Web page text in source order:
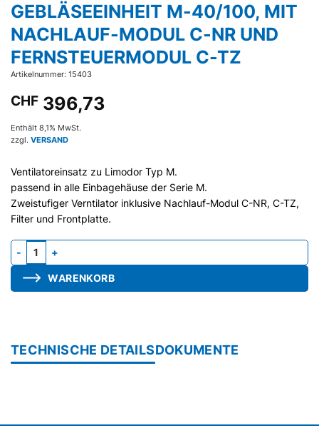
GEBLÄSEEINHEIT M-40/100, MIT
NACHLAUF-MODUL C-NR UND
FERNSTEUERMODUL C-TZ
Artikelnummer: 15403
CHF 396,73
Enthält 8,1% MwSt.
zzgl. VERSAND
Ventilatoreinsatz zu Limodor Typ M.
passend in alle Einbagehäuse der Serie M.
Zweistufiger Verntilator inklusive Nachlauf-Modul C-NR, C-TZ,
Filter und Frontplatte.
Gebläseeinheit M-40/100, mit Nachlauf-Modul C-NR und
WARENKORB
TECHNISCHE DETAILSDOKUMENTE